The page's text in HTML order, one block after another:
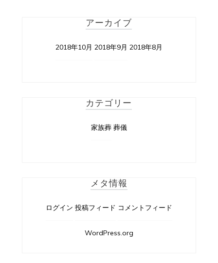
アーカイブ
2018年10月 2018年9月 2018年8月
カテゴリー
家族葬 葬儀
メタ情報
ログイン 投稿フィード コメントフィード
WordPress.org